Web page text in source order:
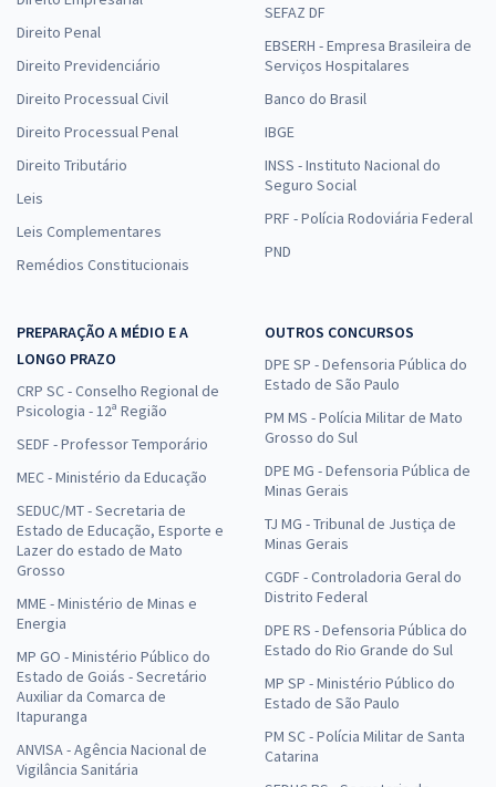
Direito Penal
Direito Previdenciário
Direito Processual Civil
Direito Processual Penal
Direito Tributário
Leis
Leis Complementares
Remédios Constitucionais
SEFAZ DF
EBSERH - Empresa Brasileira de
Serviços Hospitalares
Banco do Brasil
IBGE
INSS - Instituto Nacional do
Seguro Social
PRF - Polícia Rodoviária Federal
PND
PREPARAÇÃO A MÉDIO E A
LONGO PRAZO
CRP SC - Conselho Regional de
Psicologia - 12ª Região
SEDF - Professor Temporário
MEC - Ministério da Educação
SEDUC/MT - Secretaria de
Estado de Educação, Esporte e
Lazer do estado de Mato
Grosso
MME - Ministério de Minas e
Energia
MP GO - Ministério Público do
Estado de Goiás - Secretário
Auxiliar da Comarca de
Itapuranga
ANVISA - Agência Nacional de
Vigilância Sanitária
OUTROS CONCURSOS
DPE SP - Defensoria Pública do
Estado de São Paulo
PM MS - Polícia Militar de Mato
Grosso do Sul
DPE MG - Defensoria Pública de
Minas Gerais
TJ MG - Tribunal de Justiça de
Minas Gerais
CGDF - Controladoria Geral do
Distrito Federal
DPE RS - Defensoria Pública do
Estado do Rio Grande do Sul
MP SP - Ministério Público do
Estado de São Paulo
PM SC - Polícia Militar de Santa
Catarina